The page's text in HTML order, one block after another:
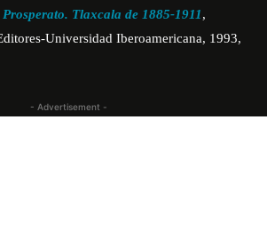
Prosperato. Tlaxcala de 1885-1911,
Universidad Iberoamericana, 1993,
- Advertisement -